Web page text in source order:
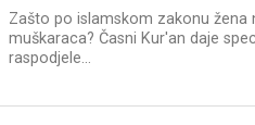
Zašto po islamskom zakonu žena
muškaraca? Časni Kur'an daje
raspodjele...